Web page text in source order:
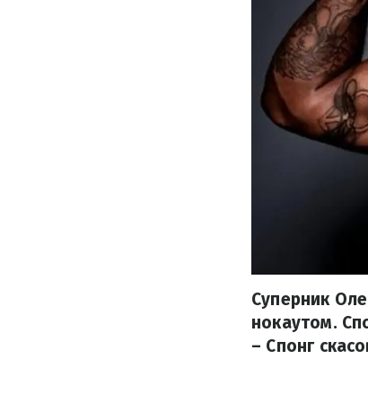
Суперник
нокаутом.
– Спонг